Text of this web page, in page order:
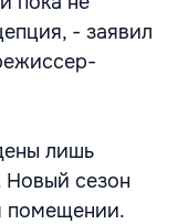
- заявил
лишь
Новый сезон
помещении.